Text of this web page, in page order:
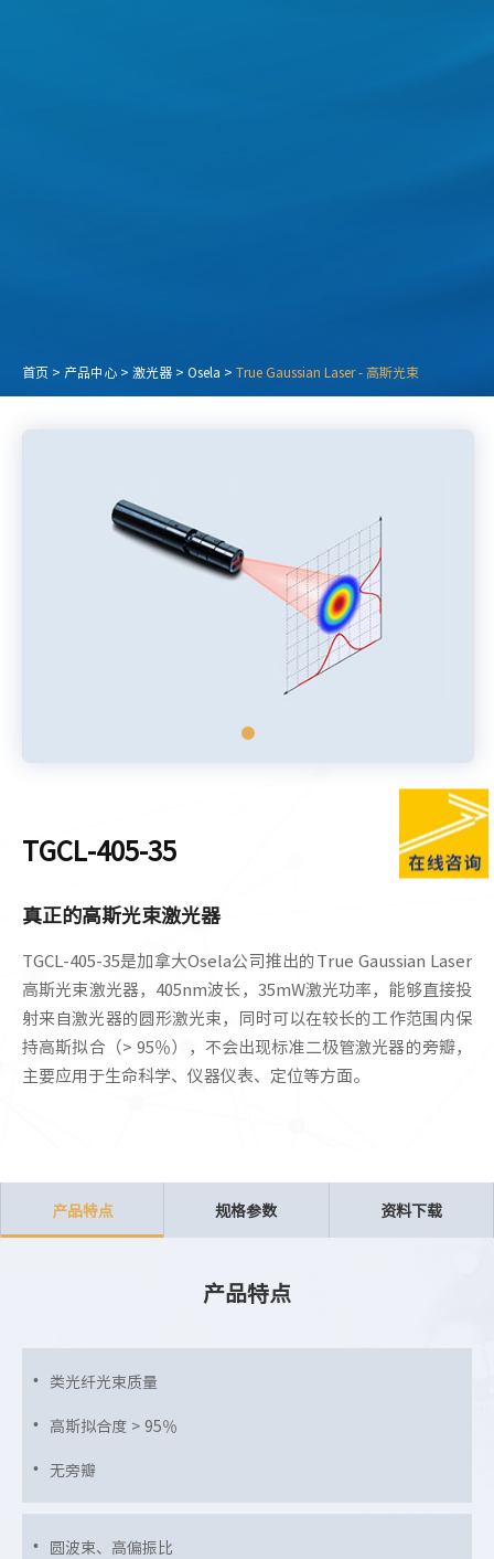
首页 > 产品中心 > 激光器 > Osela > True Gaussian Laser - 高斯光束
TGCL-405-35
真正的高斯光束激光器
TGCL-405-35是加拿大Osela公司推出的True Gaussian Laser
高斯光束激光器，405nm波长，35mW激光功率，能够直接投
射来自激光器的圆形激光束，同时可以在较长的工作范围内保
持高斯拟合（> 95％），不会出现标准二极管激光器的旁瓣，
主要应用于生命科学、仪器仪表、定位等方面。
产品特点 规格参数 资料下载
产品特点
类光纤光束质量
高斯拟合度 > 95％
无旁瓣
圆波束、高偏振比